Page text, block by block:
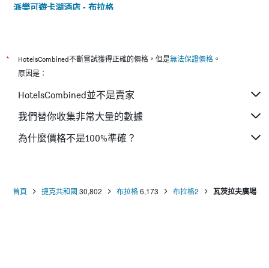
派樂可遊卡湖酒店 - 布拉格
城市中心豪華酒店
a＆o 布拉格雷亞飯店
班尼公寓 - 布拉格
康特皇家酒店
安妮特酒店
* HotelsCombined不斷嘗試獲得正確的價格，但是無法保證價格 。
原因是：
HotelsCombined並不是賣家
我們替你收集非常大量的數據
為什麼價格不是100%準確？
首頁 捷克共和國 30,802 布拉格6,173 布拉格2 瓦茨拉夫廣場